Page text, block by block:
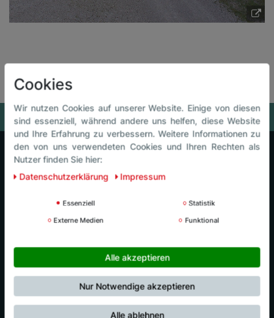
Luck Intersport
Luck Events
Luck Kids
Cookies
Wir nutzen Cookies auf unserer Website. Einige von diesen
sind essenziell, während andere uns helfen, diese Website
und Ihre Erfahrung zu verbessern. Weitere Informationen zu
den von uns verwendeten Cookies und Ihren Rechten als
Nutzer finden Sie hier:
Daten­schutz­erklärung
Impressum
Essenziell
Statistik
Externe Medien
Funktional
Alle akzeptieren
Nur Notwendige akzeptieren
Alle ablehnen